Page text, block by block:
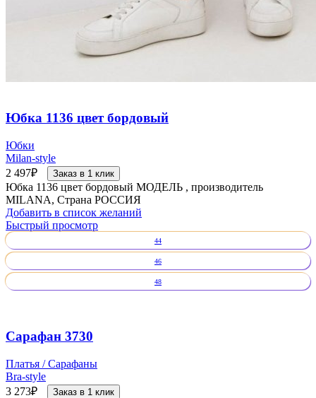
Юбка 1136 цвет бордовый
Юбки
Milan-style
2 497₽ Заказ в 1 клик
Юбка 1136 цвет бордовый МОДЕЛЬ , производитель
MILANA, Страна РОССИЯ
Добавить в список желаний
Быстрый просмотр
44
46
48
Сарафан 3730
Платья / Сарафаны
Bra-style
3 273₽ Заказ в 1 клик